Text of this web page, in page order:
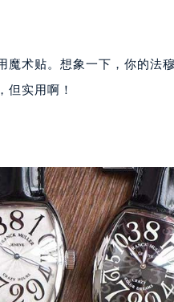
（需提前预约）
楼A座7楼709室（需提前预
需提前预约）
大厦)18层09室（需提前预
楼10层06室（需提前预约）
B座13层07室（需提前预约
心E座6楼10室（需提前预约
层1707室（需提前预约）
A座10层1002室（需提前预
20楼2002室（需提前预约）
术贴。想象一下，你的法
但实用啊！